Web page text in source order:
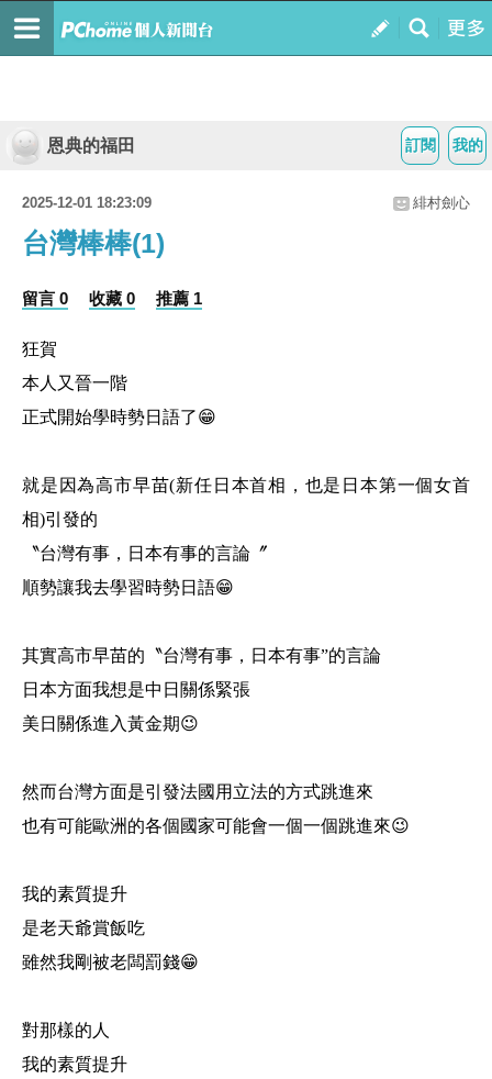
我的
訂閱
恩典的福田
2025-12-01 18:23:09 緋村劍心
台灣棒棒(1)
留言 0 收藏 0 推薦 1
狂賀
本人又晉一階
正式開始學時勢日語了😁
就是因為高市早苗(新任日本首相，也是日本第一個女首
相)引發的
〝台灣有事， 日本有事的言論〞
順勢讓我去學習時勢日語😁
其實高市早苗的〝台灣有事， 日本有事”的言論
日本方面我想是中日關係緊張
美日關係進入黃金期😉
然而台灣方面是引發法國用立法的方式跳進來
也有可能歐洲的各個國家可能會一個一個跳進來😉
我的素質提升
是老天爺賞飯吃
雖然我剛被老闆罰錢😁
對那樣的人
我的素質提升